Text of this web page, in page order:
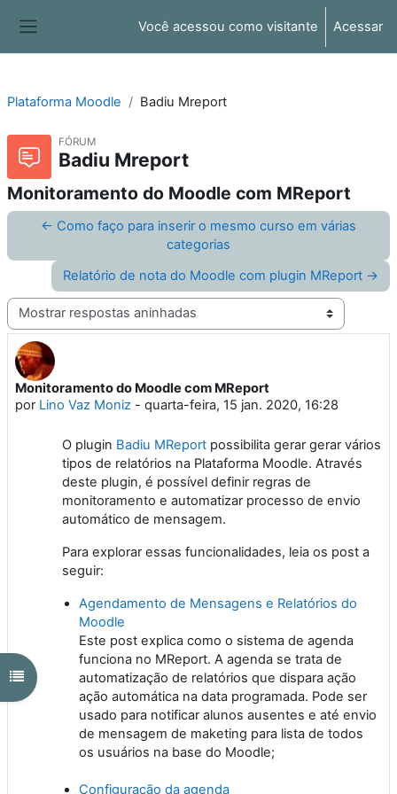
Você acessou como visitante Acessar
Abrir índice do curso
Plataforma Moodle Badiu Mreport
FÓRUM
Badiu Mreport
Monitoramento do Moodle com MReport
← Como faço para inserir o mesmo curso em várias
categorias
Relatório de nota do Moodle com plugin MReport →
Modo de visualização
Monitoramento do Moodle com MReport
por Lino Vaz Moniz - quarta-feira, 15 jan. 2020, 16:28
Número de respostas: 0
O plugin Badiu MReport possibilita gerar gerar vários
tipos de relatórios na Plataforma Moodle. Através
deste plugin, é possível definir regras de
monitoramento e automatizar processo de envio
automático de mensagem.
Para explorar essas funcionalidades, leia os post a
seguir:
Agendamento de Mensagens e Relatórios do
Moodle
Este post explica como o sistema de agenda
funciona no MReport. A agenda se trata de
automatização de relatórios que dispara ação
ação automática na data programada. Pode ser
usado para notificar alunos ausentes e até envio
de mensagem de maketing para lista de todos
os usuários na base do Moodle;
Configuração da agenda